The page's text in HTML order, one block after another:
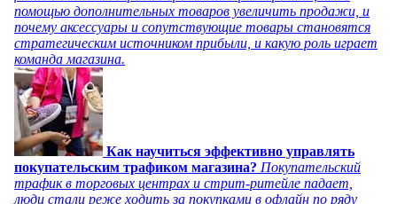
помощью дополнительных товаров увеличить продажи, и
почему аксессуары и сопутствующие товары становятся
стратегическим источником прибыли, и какую роль играет
команда магазина.
Как научиться эффективно управлять
покупательским трафиком магазина? Покупательский
трафик в торговых центрах и стрит-ритейле падает,
люди стали реже ходить за покупками в офлайн по ряду